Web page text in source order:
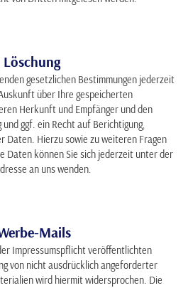
gesetzlichen Bestimmungen jederzeit
über Ihre gespeicherten
Herkunft und Empfänger und den
ggf. ein Recht auf Berichtigung,
Daten. Hierzu sowie zu weiteren Fragen
Daten können Sie sich jederzeit unter der
an uns wenden.
Mails
Impressumspflicht veröffentlichten
von nicht ausdrücklich angeforderter
wird hiermit widersprochen. Die